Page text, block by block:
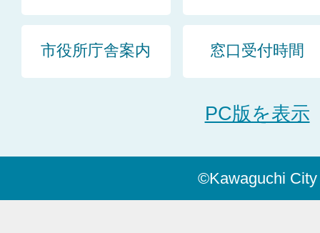
市役所庁舎案内 窓口受付時間
PC版を表示
©Kawaguchi City